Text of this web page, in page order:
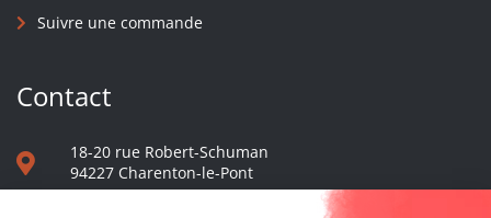
Suivre une commande
Contact
18-20 rue Robert-Schuman
94227 Charenton-le-Pont